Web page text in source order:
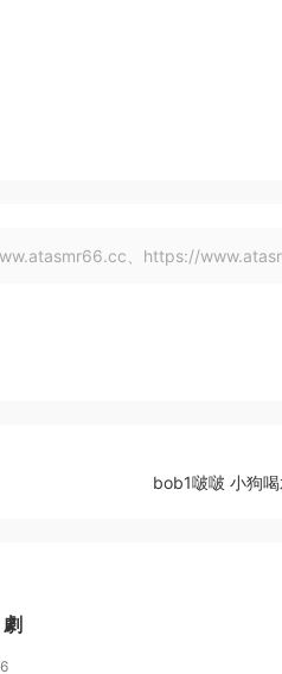
、https://
bob1啵啵 小狗